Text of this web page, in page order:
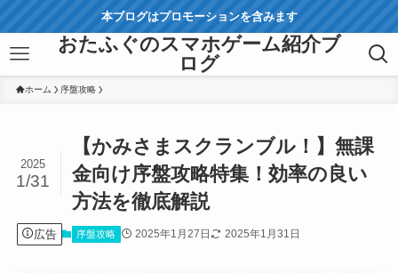
本ブログはプロモーションを含みます
おたふぐのスマホゲーム紹介ブ
ログ
ホーム 序盤攻略
【かみさまスクランブル！】無課
金向け序盤攻略特集！効率の良い
方法を徹底解説
2025
1/31
広告 序盤攻略 2025年1月27日 2025年1月31日